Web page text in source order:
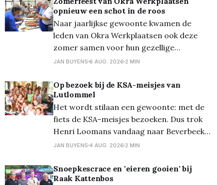
opnieuw een schot in de roos
Naar jaarlijkse gewoonte kwamen de
leden van Okra Werkplaatsen ook deze
zomer samen voor hun gezellige
zomerfeest. De belangstelling was
tekenden present voor een namiddag vol
ontmoeting, gezelligheid en lekker eten.
Dit jaar werd gekozen voor een andere
formule. In plaats van de traditionele
JAN BUYENS 6 AUG. 2026 2 MIN
Op bezoek bij de KSA-meisjes van
Lutlommel
Het wordt stilaan een gewoonte: met de
fiets de KSA-meisjes bezoeken. Dus trok
Henri Loomans vandaag naar Beverbeek
in Hamont-Achel bij de bivakplaats van de
er voor de 13de keer kookmoeder en we
mogen telkens mee-eten! Samen met de
JAN BUYENS 4 AUG. 2026 2 MIN
Snoepkescrace en 'eieren gooien' bij
Raak Kattenbos